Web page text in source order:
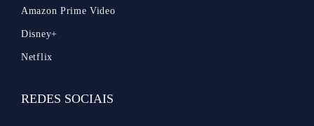
Amazon Prime Video
Disney+
Netflix
REDES SOCIAIS